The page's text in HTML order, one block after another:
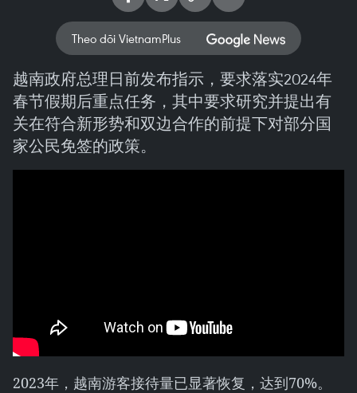
Theo dõi VietnamPlus
越南政府总理日前发布指示，要求落实2024年
春节假期后重点任务，其中要求研究并提出有
关在符合新形势和双边合作的前提下对部分国
家公民免签的政策。
2023年，越南游客接待量已显著恢复，达到70%。